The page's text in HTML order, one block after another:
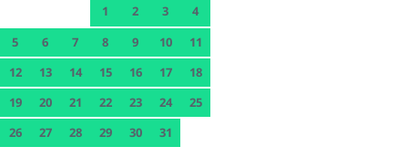
1 2 3
4
5
6 7 8 9 10
11
12
13 14 15 16 17
18
19
20 21 22 23 24
25
26
27 28 29 30 31